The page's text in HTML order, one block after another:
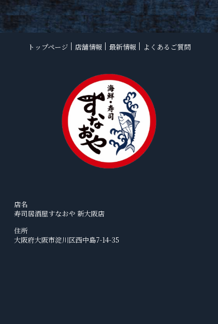
トップページ 店舗情報 最新情報 よくあるご質問
店名
寿司居酒屋すなおや 新大阪店
住所
大阪府大阪市淀川区西中島7-14-35